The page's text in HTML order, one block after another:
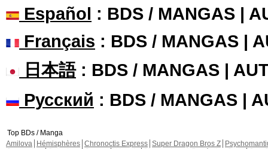
En Français,